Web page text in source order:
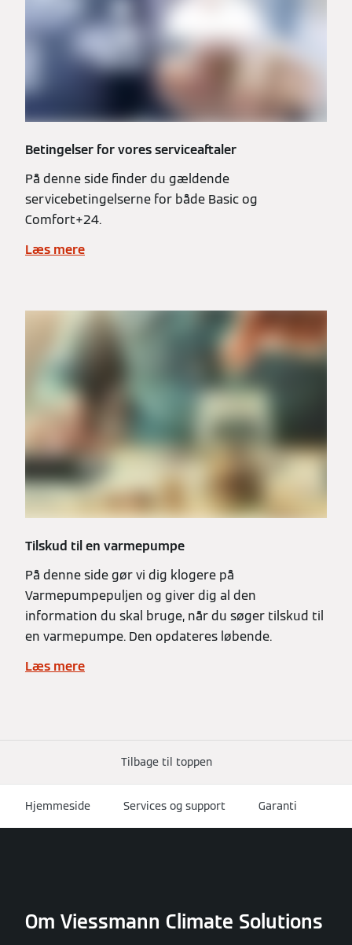
Betingelser for vores serviceaftaler
På denne side finder du gældende
servicebetingelserne for både Basic og
Comfort+24.
Læs mere
Tilskud til en varmepumpe
På denne side gør vi dig klogere på
Varmepumpepuljen og giver dig al den
information du skal bruge, når du søger tilskud til
en varmepumpe. Den opdateres løbende.
Læs mere
Tilbage til toppen
Hjemmeside Services og support Garanti
Om Viessmann Climate Solutions